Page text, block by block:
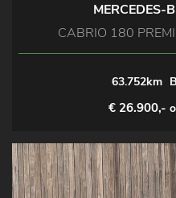
MERCEDES-
CABRIO 180
63.752km
€ 26.900,-